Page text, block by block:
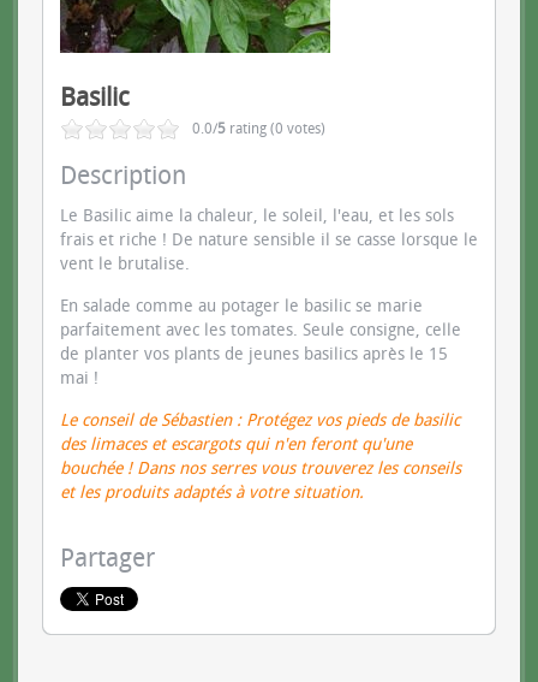
Basilic
0.0/5 rating (0 votes)
Description
Le Basilic aime la chaleur, le soleil, l'eau, et les sols
frais et riche ! De nature sensible il se casse lorsque le
vent le brutalise.
En salade comme au potager le basilic se marie
parfaitement avec les tomates. Seule consigne, celle
de planter vos plants de jeunes basilics après le 15
mai !
Le conseil de Sébastien : Protégez vos pieds de basilic
des limaces et escargots qui n'en feront qu'une
bouchée ! Dans nos serres vous trouverez les conseils
et les produits adaptés à votre situation.
Partager